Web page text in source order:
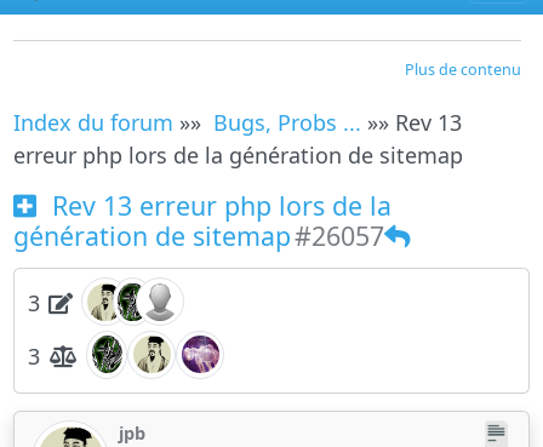
Plus de contenu
Index du forum »» Bugs, Probs ... »» Rev 13
erreur php lors de la génération de sitemap
Rev 13 erreur php lors de la
génération de sitemap#26057
3
3
jpb